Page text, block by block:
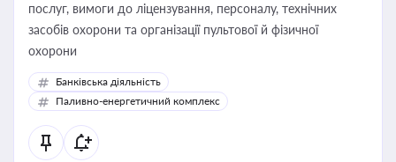
послуг, вимоги до ліцензування, персоналу, технічних
засобів охорони та організації пультової й фізичної
охорони
Банківська діяльність
Паливно-енергетичний комплекс